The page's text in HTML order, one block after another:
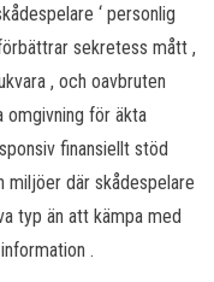
‘ personlig
sekretess mått ,
, och oavbruten
omgivning för äkta
finansiellt stöd
miljöer där skådespelare
typ än att kämpa med
.